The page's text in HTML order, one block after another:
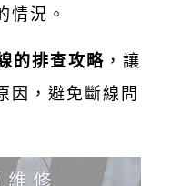
情況。
的排查攻略 ，讓
因，避免斷線問